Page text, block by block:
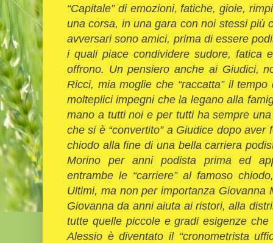
“Capitale” di emozioni, fatiche, gioie,
una corsa, in una gara con noi stessi più
avversari sono amici, prima di essere
i quali piace condividere sudore, fatica
offrono. Un pensiero anche ai Giudici,
Ricci, mia moglie che “raccatta” il
molteplici impegni che la legano alla
mano a tutti noi e per tutti ha sempre
che si è “convertito” a Giudice dopo
chiodo alla fine di una bella carriera
Morino per anni podista prima ed
entrambe le “carriere” al famoso
Ultimi, ma non per importanza Giovanna
Giovanna da anni aiuta ai ristori, alla
tutte quelle piccole e gradi esigenze
Alessio è diventato il “cronometrista